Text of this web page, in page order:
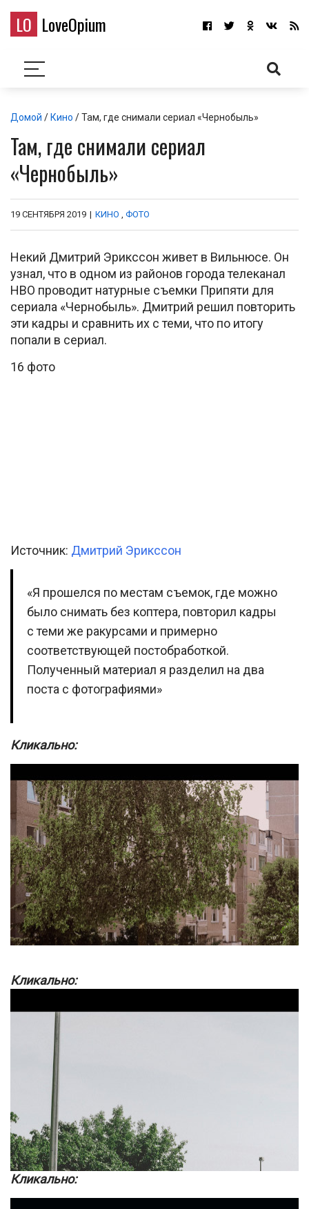
LO LoveOpium
Домой / Кино / Там, где снимали сериал «Чернобыль»
Там, где снимали сериал
«Чернобыль»
19 СЕНТЯБРЯ 2019 | КИНО , ФОТО
Некий Дмитрий Эрикссон живет в Вильнюсе. Он
узнал, что в одном из районов города телеканал
HBO проводит натурные съемки Припяти для
сериала «Чернобыль». Дмитрий решил повторить
эти кадры и сравнить их с теми, что по итогу
попали в сериал.
16 фото
Источник: Дмитрий Эрикссон
«Я прошелся по местам съемок, где можно
было снимать без коптера, повторил кадры
с теми же ракурсами и примерно
соответствующей постобработкой.
Полученный материал я разделил на два
поста с фотографиями»
Кликально:
Кликально:
Кликально: